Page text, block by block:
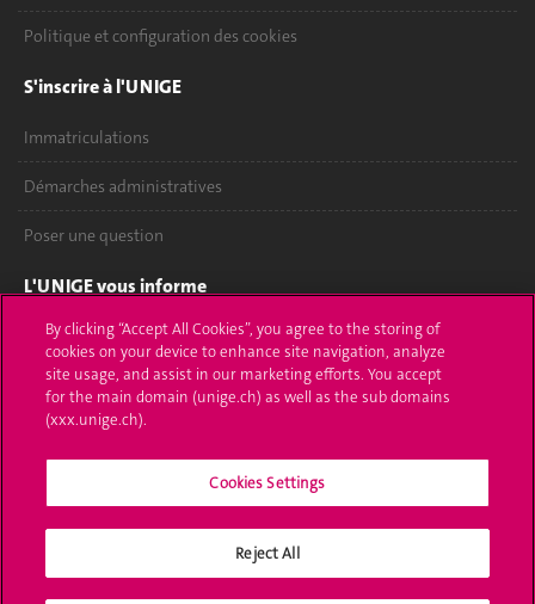
Politique et configuration des cookies
S'inscrire à l'UNIGE
Immatriculations
Démarches administratives
Poser une question
L'UNIGE vous informe
UNIGE Mobile
Médias
Offres d'emploi
Calendrier académique
Médias sociaux UNIGE
By clicking “Accept All Cookies”, you agree to the storing of
cookies on your device to enhance site navigation, analyze
site usage, and assist in our marketing efforts. You accept
for the main domain (unige.ch) as well as the sub domains
(xxx.unige.ch).
Cookies Settings
Reject All